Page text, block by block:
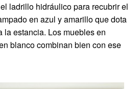
ladrillo hidráulico para recubrir el
en azul y amarillo que dota
la estancia. Los muebles en
blanco combinan bien con ese